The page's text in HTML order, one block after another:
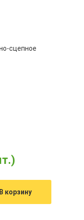
сцепное
В корзину